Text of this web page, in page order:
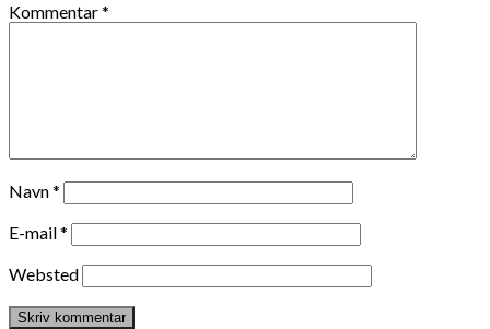
Kommentar*
Navn*
E-mail*
Websted